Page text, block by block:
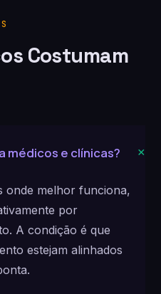
Costumam
médicos e clínicas? +
onde melhor funciona,
por
A condição é que
estejam alinhados